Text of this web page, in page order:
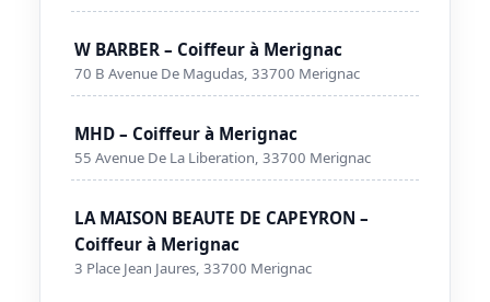
W BARBER – Coiffeur à Merignac
70 B Avenue De Magudas, 33700 Merignac
MHD – Coiffeur à Merignac
55 Avenue De La Liberation, 33700 Merignac
LA MAISON BEAUTE DE CAPEYRON –
Coiffeur à Merignac
3 Place Jean Jaures, 33700 Merignac